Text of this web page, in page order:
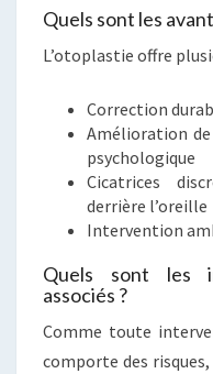
Quels sont les
L’otoplastie offre
Correction
Amélioration
psychologique
Cicatrices
derrière l’oreille
Intervention
Quels sont les
associés ?
Comme toute
comporte des